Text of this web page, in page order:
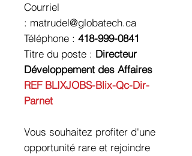
Courriel
: matrudel@globatech.ca
Téléphone : 418-999-0841
Titre du poste : Directeur
Développement des Affaires
REF BLIXJOBS-Blix-Qc-Dir-
Parnet
Vous souhaitez profiter d'une
opportunité rare et rejoindre